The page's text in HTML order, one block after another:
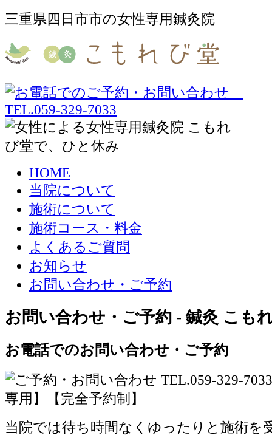
三重県四日市市の女性専用鍼灸院
HOME
当院について
施術について
施術コース・料金
よくあるご質問
お知らせ
お問い合わせ・ご予約
お問い合わせ・ご予約 - 鍼灸 こも
お電話でのお問い合わせ・ご予約
当院では待ち時間なくゆったりと施術を